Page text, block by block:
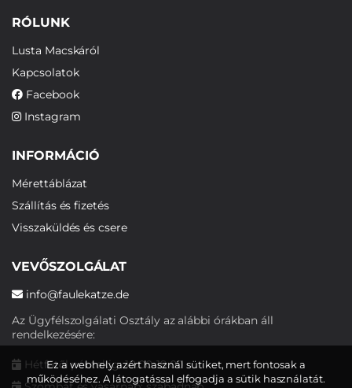
RÓLUNK
Lusta Macskáról
Kapcsolatok
Facebook
Instagram
INFORMÁCIÓ
Mérettáblázat
Szállítás és fizetés
Visszaküldés és csere
VEVŐSZOLGÁLAT
info@faulekatze.de
Az Ügyfélszolgálati Osztály az alábbi órákban áll
rendelkezésére:
Hétfőtől péntekig: 10:00-19:00
Ez a webhely azért használ sütiket, mert fontosak a
működéséhez. A látogatással elfogadja a sütik használatát.